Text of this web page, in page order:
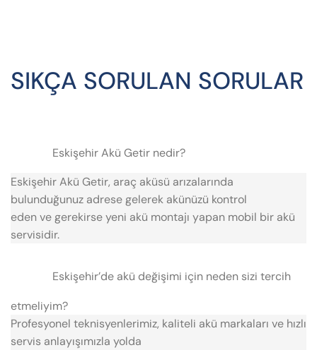
SIKÇA SORULAN SORULAR
Eskişehir Akü Getir nedir?
Eskişehir Akü Getir, araç aküsü arızalarında
bulunduğunuz adrese gelerek akünüzü kontrol
eden ve gerekirse yeni akü montajı yapan mobil bir akü
servisidir.
Eskişehir’de akü değişimi için neden sizi tercih
etmeliyim?
Profesyonel teknisyenlerimiz, kaliteli akü markaları ve hızlı
servis anlayışımızla yolda